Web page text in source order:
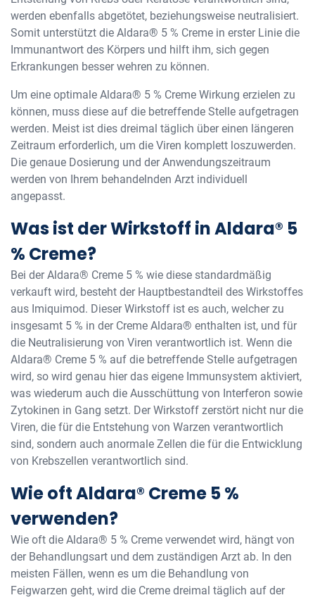
werden ebenfalls abgetötet, beziehungsweise neutralisiert.
Somit unterstützt die Aldara® 5 % Creme in erster Linie die
Immunantwort des Körpers und hilft ihm, sich gegen
Erkrankungen besser wehren zu können.
Um eine optimale Aldara® 5 % Creme Wirkung erzielen zu
können, muss diese auf die betreffende Stelle aufgetragen
werden. Meist ist dies dreimal täglich über einen längeren
Zeitraum erforderlich, um die Viren komplett loszuwerden.
Die genaue Dosierung und der Anwendungszeitraum
werden von Ihrem behandelnden Arzt individuell
angepasst.
Was ist der Wirkstoff in Aldara® 5
% Creme?
Bei der Aldara® Creme 5 % wie diese standardmäßig
verkauft wird, besteht der Hauptbestandteil des Wirkstoffes
aus Imiquimod. Dieser Wirkstoff ist es auch, welcher zu
insgesamt 5 % in der Creme Aldara® enthalten ist, und für
die Neutralisierung von Viren verantwortlich ist. Wenn die
Aldara® Creme 5 % auf die betreffende Stelle aufgetragen
wird, so wird genau hier das eigene Immunsystem aktiviert,
was wiederum auch die Ausschüttung von Interferon sowie
Zytokinen in Gang setzt. Der Wirkstoff zerstört nicht nur die
Viren, die für die Entstehung von Warzen verantwortlich
sind, sondern auch anormale Zellen die für die Entwicklung
von Krebszellen verantwortlich sind.
Wie oft Aldara® Creme 5 %
verwenden?
Wie oft die Aldara® 5 % Creme verwendet wird, hängt von
der Behandlungsart und dem zuständigen Arzt ab. In den
meisten Fällen, wenn es um die Behandlung von
Feigwarzen geht, wird die Creme dreimal täglich auf der